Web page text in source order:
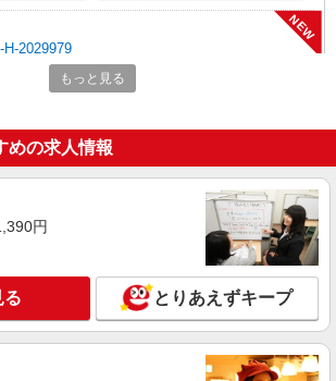
2029979
NEW
覚王山駅｜看護師さんのサポートスタッフ募
集♪医療行為なし
費全支給(ガソリン代含む)＞
名古屋市千種区
詳細を見る
1983344
NEW
覚王山駅＊看護助手＊日払いOK！推し活の
資金も即ゲット◎
時給1500円〜2125円 ＜日払い有/週払い有/交
もっと見る
めの求人情報
円
る とりあえずキープ